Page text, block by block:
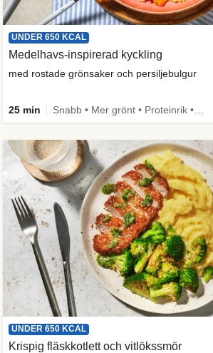
UNDER 650 KCAL
Medelhavs-inspirerad kyckling
med rostade grönsaker och persiljebulgur
25 min
UNDER 650 KCAL
Krispig fläskkotlett och vitlökssmör